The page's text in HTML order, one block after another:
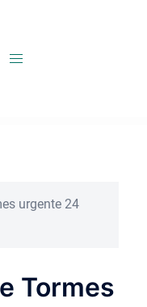
urgente 24
Tormes